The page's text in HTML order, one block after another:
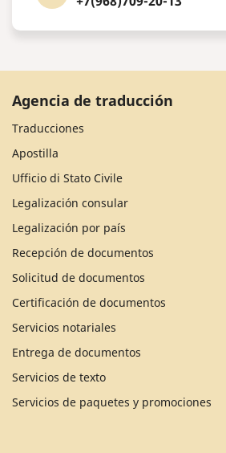
Agencia de traducción
Traducciones
Apostilla
Ufficio di Stato Civile
Legalización consular
Legalización por país
Recepción de documentos
Solicitud de documentos
Certificación de documentos
Servicios notariales
Entrega de documentos
Servicios de texto
Servicios de paquetes y promociones